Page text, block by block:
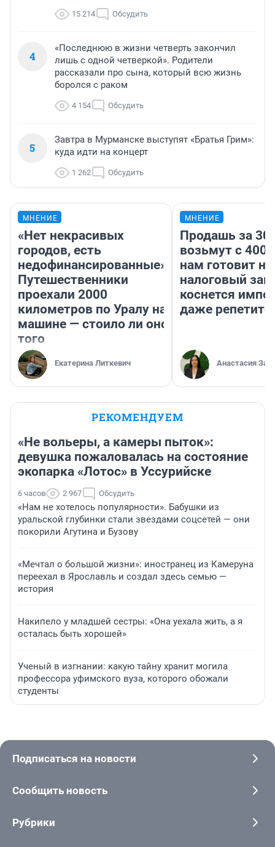
15 214 Обсудить
4
«Последнюю в жизни четверть закончил
лишь с одной четверкой». Родители
рассказали про сына, который всю жизнь
боролся с раком
4 154 Обсудить
5
Завтра в Мурманске выступят «Братья Грим»:
куда идти на концерт
1 262 Обсудить
МНЕНИЕ
«Нет некрасивых
городов, есть
недофинансированные».
Путешественники
проехали 2000
километров по Уралу на
машине — стоило ли оно
того
Екатерина Литкевич
МНЕНИЕ
Продашь за
возьмут с
нам готовит
налоговый
коснется
даже
Анастасия
РЕКОМЕНДУЕМ
«Не вольеры, а камеры пыток»:
девушка пожаловалась на состояние
экопарка «Лотос» в Уссурийске
6 часов 2 967 Обсудить
«Нам не хотелось популярности». Бабушки из
уральской глубинки стали звездами соцсетей — они
покорили Агутина и Бузову
«Мечтал о большой жизни»: иностранец из Камеруна
переехал в Ярославль и создал здесь семью —
история
Накипело у младшей сестры: «Она уехала жить, а я
осталась быть хорошей»
Ученый в изгнании: какую тайну хранит могила
профессора уфимского вуза, которого обожали
студенты
Подписаться на новости
Сообщить новость
Рубрики